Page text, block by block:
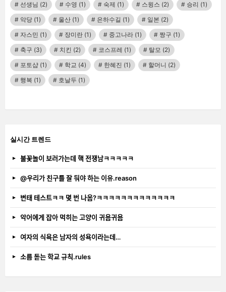
선생님 (2) 수영 (1) 숙제 (1) 스윙스 (2) 승리 (1)
악당 (1) 울산 (1) 은하수길 (1) 일본 (2)
자스민 (1) 장미란 (1) 중고나라 (1) 짱구 (1)
축구 (3) 치킨 (2) 코스프레 (1) 탈모 (2)
포토샵 (1) 학교 (4) 한혜진 (1) 할머니 (2)
행복 (1) 호날두 (1)
실시간 트렌드
불꽃놀이 보러가는데 핵 전쟁남ㅋㅋㅋㅋㅋ
@우리가 친구를 잘 둬야 하는 이유.reason
변태 테스트ㅋㅋ 몇 번 나옴?ㅋㅋㅋㅋㅋㅋㅋㅋㅋㅋㅋㅋㅋ
악어에게 잡아 먹히는 고양이 귀욤귀욤
여자의 식욕은 남자의 성욕이라는데…
소름 돋는 학교 규칙.rules